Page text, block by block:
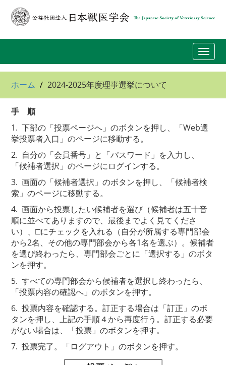
ホーム
2024-2025年度理事選挙について
手 順
1. 下部の「投票ページへ」のボタンを押し、「Web選
挙投票者入口」のページに移動する。
2. 自分の「会員番号」と「パスワード」を入力し、
「候補者選択」のページにログインする。
3. 画面の「候補者選択」のボタンを押し、「候補者検
索」のページに移動する。
4. 画面から投票したい候補者を選び（候補者は五十音
順に並べてありますので、最後までよく見てくださ
い）、□にチェックを入れる（自分が所属する専門部会
から2名、その他の専門部会から各1名を選ぶ）。候補者
を選び終わったら、専門部会ごとに「選択する」のボタ
ンを押す。
5. すべての専門部会から候補者を選択し終わったら、
「投票内容の確認へ」のボタンを押す。
6. 投票内容を確認する。訂正する場合は「訂正」のボ
タンを押し、上記の手順４から再度行う。訂正する必要
がない場合は、「投票」のボタンを押す。
7. 投票完了。「ログアウト」のボタンを押す。